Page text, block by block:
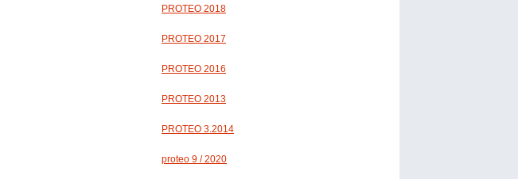
PROTEO 2018
PROTEO 2017
PROTEO 2016
PROTEO 2013
PROTEO 3.2014
proteo 9 / 2020